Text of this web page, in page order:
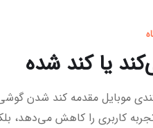
یا کند شده
موبایل مقدمه کند شدن
کاربری را کاهش می‌دهد،